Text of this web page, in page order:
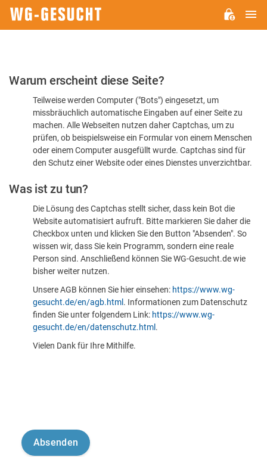
Bitte
dass
sind
Warum erscheint diese Seite?
Teilweise werden Computer ("Bots") eingesetzt, um
missbräuchlich automatische Eingaben auf einer Seite zu
machen. Alle Webseiten nutzen daher Captchas, um zu
prüfen, ob beispielsweise ein Formular von einem Menschen
oder einem Computer ausgefüllt wurde. Captchas sind für
den Schutz einer Website oder eines Dienstes unverzichtbar.
Was ist zu tun?
Die Lösung des Captchas stellt sicher, dass kein Bot die
Website automatisiert aufruft. Bitte markieren Sie daher die
Checkbox unten und klicken Sie den Button "Absenden". So
wissen wir, dass Sie kein Programm, sondern eine reale
Person sind. Anschließend können Sie WG-Gesucht.de wie
bisher weiter nutzen.
Unsere AGB können Sie hier einsehen: https://www.wg-
gesucht.de/en/agb.html . Informationen zum Datenschutz
finden Sie unter folgendem Link: https://www.wg-
gesucht.de/en/datenschutz.html .
Vielen Dank für Ihre Mithilfe.